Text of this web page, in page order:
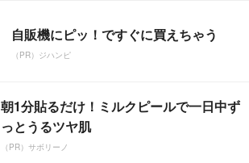
自販機にピッ！ですぐに買えちゃう
（PR）ジハンピ
朝1分貼るだけ！ミルクピールで一日中ず
っとうるツヤ肌
（PR）サボリーノ